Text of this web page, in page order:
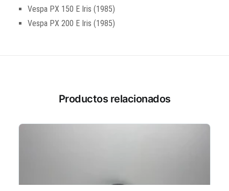
Vespa PX 150 E Iris (1985)
Vespa PX 200 E Iris (1985)
Productos relacionados